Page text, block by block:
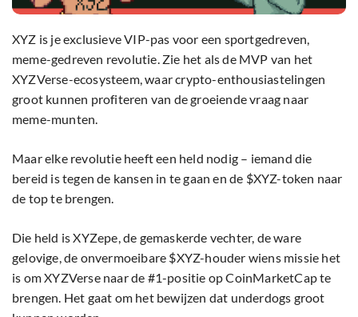
XYZ is je exclusieve VIP-pas voor een sportgedreven,
meme-gedreven revolutie. Zie het als de MVP van het
XYZVerse-ecosysteem, waar crypto-enthousiastelingen
groot kunnen profiteren van de groeiende vraag naar
meme-munten.
Maar elke revolutie heeft een held nodig – iemand die
bereid is tegen de kansen in te gaan en de $XYZ-token naar
de top te brengen.
Die held is XYZepe, de gemaskerde vechter, de ware
gelovige, de onvermoeibare $XYZ-houder wiens missie het
is om XYZVerse naar de #1-positie op CoinMarketCap te
brengen. Het gaat om het bewijzen dat underdogs groot